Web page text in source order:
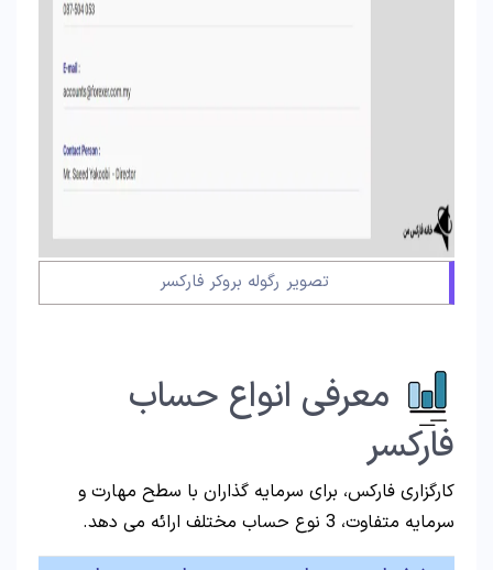
تصویر رگوله بروکر فارکسر
معرفی انواع حساب
فارکسر
کارگزاری فارکس، برای سرمایه گذاران با سطح مهارت و
سرمایه متفاوت، 3 نوع حساب مختلف ارائه می دهد.